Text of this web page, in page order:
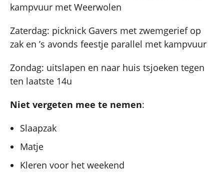
kampvuur met Weerwolen
Zaterdag: picknick Gavers met zwemgerief op
zak en ’s avonds feestje parallel met kampvuur
Zondag: uitslapen en naar huis tsjoeken tegen
ten laatste 14u
Niet vergeten mee te nemen:
Slaapzak
Matje
Kleren voor het weekend